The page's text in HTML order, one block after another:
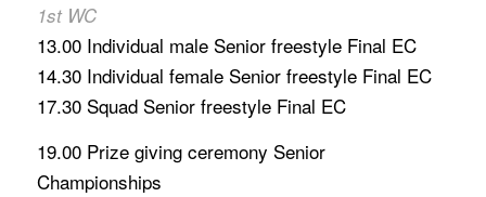
1st WC
13.00 Individual male Senior freestyle Final EC
14.30 Individual female Senior freestyle Final EC
17.30 Squad Senior freestyle Final EC
19.00 Prize giving ceremony Senior
Championships